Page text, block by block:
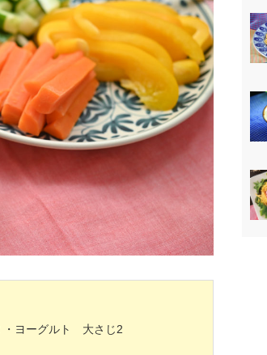
・ヨーグルト 大さじ2